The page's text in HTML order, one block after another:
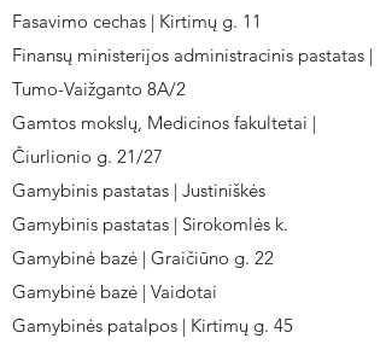
Fasavimo cechas | Kirtimų g. 11
Finansų ministerijos administracinis pastatas |
Tumo-Vaižganto 8A/2
Gamtos mokslų, Medicinos fakultetai |
Čiurlionio g. 21/27
Gamybinis pastatas | Justiniškės
Gamybinis pastatas | Sirokomlės k.
Gamybinė bazė | Graičiūno g. 22
Gamybinė bazė | Vaidotai
Gamybinės patalpos | Kirtimų g. 45